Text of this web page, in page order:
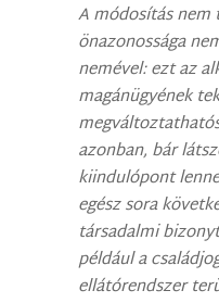
A módosítás nem
önazonossága
nemével: ezt az
magánügyének
azonban, bár
kiindulópont
egész sora
társadalmi
például a
ellátórendszer